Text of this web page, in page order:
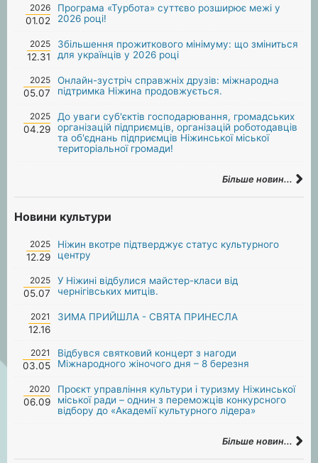
2026
01.02
Програма «Турбота» суттєво розширює межі у
2026 році!
2025
12.31
Збільшення прожиткового мінімуму: що зміниться
для українців у 2026 році
2025
05.07
Онлайн-зустріч справжніх друзів: міжнародна
підтримка Ніжина продовжується.
2025
04.29
До уваги суб'єктів господарювання, громадських
організацій підприємців, організацій роботодавців
та об'єднань підприємців Ніжинської міської
територіальної громади!
Більше новин...
Новини культури
2025
12.29
Ніжин вкотре підтверджує статус культурного
центру
2025
05.07
У Ніжині відбулися майстер-класи від
чернігівських митців.
2021
12.16
ЗИМА ПРИЙШЛА - СВЯТА ПРИНЕСЛА
2021
03.05
Відбувся святковий концерт з нагоди
Міжнародного жіночого дня – 8 березня
2020
06.09
Проєкт управління культури і туризму Ніжинської
міської ради – однин з переможців конкурсного
відбору до «Академії культурного лідера»
Більше новин...